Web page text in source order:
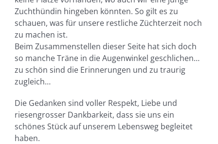
Zuchthündin hingeben könnten. So gilt es zu
schauen, was für unsere restliche Züchterzeit noch
zu machen ist.
Beim Zusammenstellen dieser Seite hat sich doch
so manche Träne in die Augenwinkel geschlichen…
zu schön sind die Erinnerungen und zu traurig
zugleich…
Die Gedanken sind voller Respekt, Liebe und
riesengrosser Dankbarkeit, dass sie uns ein
schönes Stück auf unserem Lebensweg begleitet
haben.